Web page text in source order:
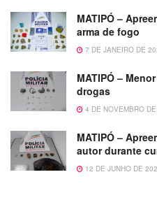
MATIPÓ –
arma de fogo
7 DE JANEIRO DE
MATIPÓ –
drogas
4 DE NOVEMBRO
MATIPÓ –
autor durante
12 DE JUNHO DE